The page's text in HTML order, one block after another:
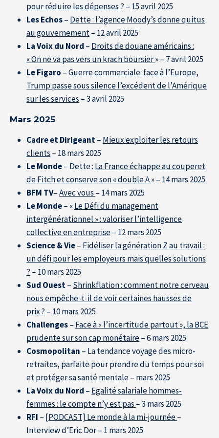
Nos experts dans la presse
pour réduire les dépenses ? – 15 avril 2025
Les Echos– Dette : l’agence Moody’s donne quitus
au gouvernement– 12 avril 2025
La Voix du Nord – Droits de douane américains :
« On ne va pas vers un krach boursier» – 7 avril 2025
Le Figaro –Guerre commerciale: face à l’Europe,
Trump passe sous silence l’excédent de l’Amérique
sur les services – 3 avril 2025
Mars 2025
Cadre et Dirigeant– Mieux exploiter les retours
clients – 18 mars 2025
Le Monde– Dette : La France échappe au couperet
de Fitch et conserve son « double A» – 14 mars 2025
BFM TV–Avec vous – 14 mars 2025
Le Monde– «Le Défi du management
intergénérationnel » : valoriser l’intelligence
collective en entreprise– 12 mars 2025
Science & Vie– Fidéliser la génération Z au travail :
un défi pour les employeurs mais quelles solutions
? – 10 mars 2025
Sud Ouest– Shrinkflation : comment notre cerveau
nous empêche-t-il de voir certaines hausses de
prix ? – 10 mars 2025
Challenges– Face à « l’incertitude partout », la BCE
prudente sur son cap monétaire– 6 mars 2025
Cosmopolitan – La tendance voyage des micro-
retraites, parfaite pour prendre du temps pour soi
et protéger sa santé mentale – mars 2025
La Voix du Nord – Egalité salariale hommes-
femmes : le compte n’y est pas – 3 mars 2025
RFI – [PODCAST] Le monde à la mi-journée–
Interview d’Eric Dor – 1 mars 2025